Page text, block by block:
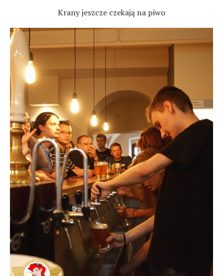
Krany jeszcze czekają na piwo